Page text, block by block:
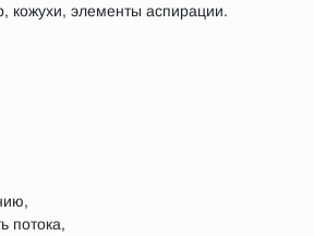
кожухи, элементы аспирации.
потока,